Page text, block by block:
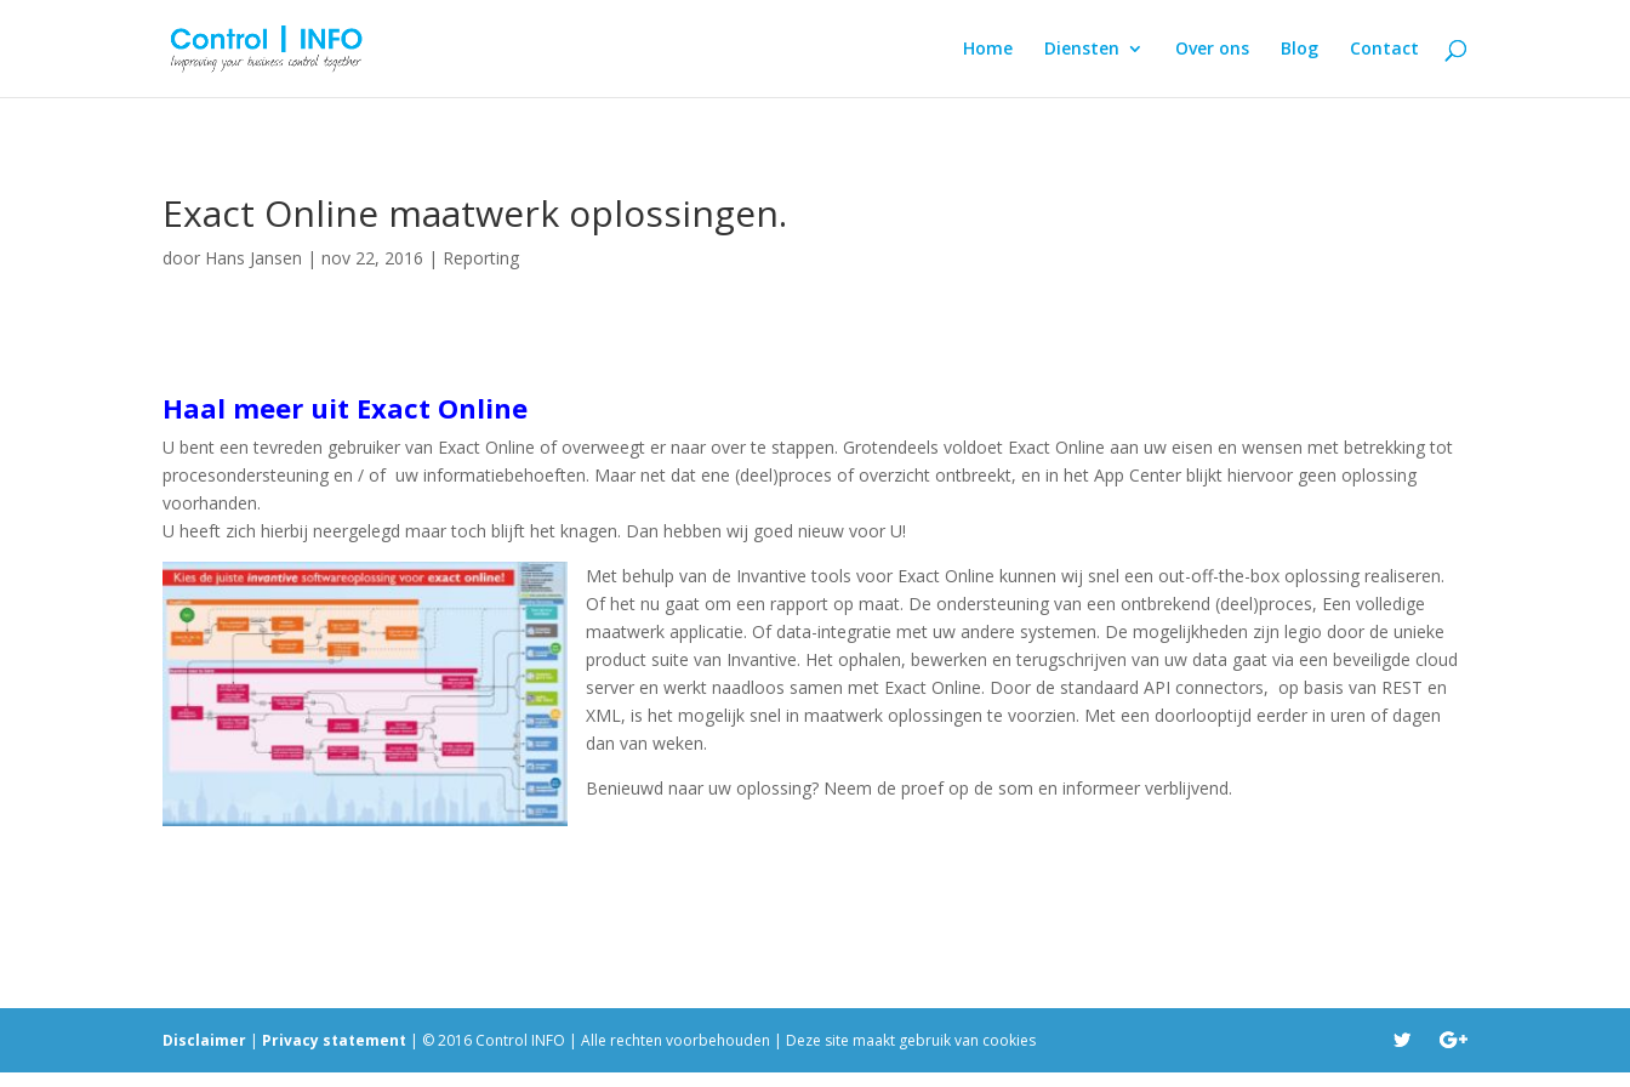
Home Diensten Over ons Blog Contact
Exact Online maatwerk oplossingen.
door Hans Jansen |nov 22, 2016 | Reporting
Haal meer uit Exact Online
U bent een tevreden gebruiker van Exact Online of overweegt er naar over te stappen. Grotendeels voldoet Exact Online aan uw eisen en wensen met betrekking tot
procesondersteuning en / of uw informatiebehoeften. Maar net dat ene (deel)proces of overzicht ontbreekt, en in het App Center blijkt hiervoor geen oplossing
voorhanden.
U heeft zich hierbij neergelegd maar toch blijft het knagen. Dan hebben wij goed nieuw voor U!
Met behulp van de Invantive tools voor Exact Online kunnen wij snel een out-off-the-box oplossing realiseren.
Of het nu gaat om een rapport op maat. De ondersteuning van een ontbrekend (deel)proces, Een volledige
maatwerk applicatie. Of data-integratie met uw andere systemen. De mogelijkheden zijn legio door de unieke
product suite van Invantive. Het ophalen, bewerken en terugschrijven van uw data gaat via een beveiligde cloud
server en werkt naadloos samen met Exact Online. Door de standaard API connectors, op basis van REST en
XML, is het mogelijk snel in maatwerk oplossingen te voorzien. Met een doorlooptijd eerder in uren of dagen
dan van weken.
Benieuwd naar uw oplossing? Neem de proef op de som en informeer verblijvend.
Disclaimer | Privacy statement | © 2016 Control INFO | Alle rechten voorbehouden | Deze site maakt gebruik van cookies